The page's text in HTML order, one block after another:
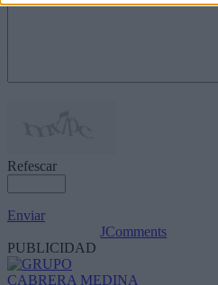
Refescar
Enviar
JComments
PUBLICIDAD